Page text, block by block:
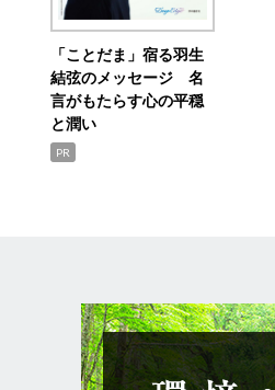
「ことだま」宿る羽生
結弦のメッセージ 名
言がもたらす心の平穏
と潤い
PR